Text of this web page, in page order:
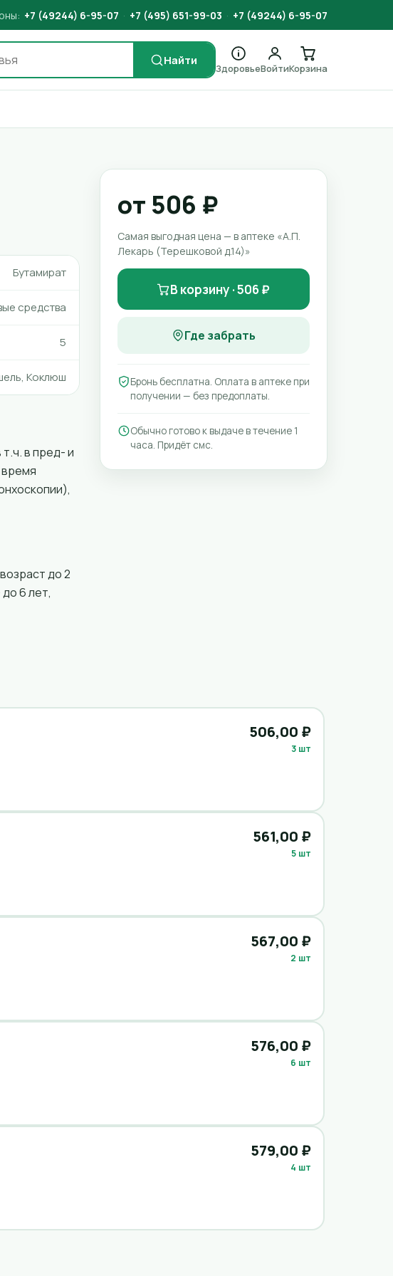
+7 (49244) 6-95-07 · +7 (495) 651-99-03 · +7 (49244) 6-95-07
Найти
ЗдоровьеВойтиКорзина
Бутамират
средства
5
Коклюш
в пред- и
до 2
6 лет,
от 506 ₽
Самая выгодная цена — в аптеке «А.П.
Лекарь (Терешковой д.14)»
В корзину · 506 ₽
Где забрать
Бронь бесплатна. Оплата в аптеке при
получении — без предоплаты.
Обычно готово к выдаче в течение 1
часа. Придёт смс.
506,00 ₽
3 шт
561,00 ₽
5 шт
567,00 ₽
2 шт
576,00 ₽
6 шт
579,00 ₽
4 шт